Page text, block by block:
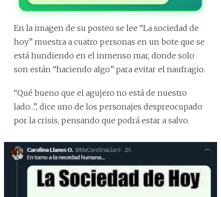
En la imagen de su posteo se lee “La sociedad de
hoy” muestra a cuatro personas en un bote que se
está hundiendo en el inmenso mar, donde solo
son están “haciendo algo” para evitar el naufragio.
“Qué bueno que el agujero no está de nuestro
lado…”, dice uno de los personajes despreocupado
por la crisis, pensando que podrá estar a salvo.